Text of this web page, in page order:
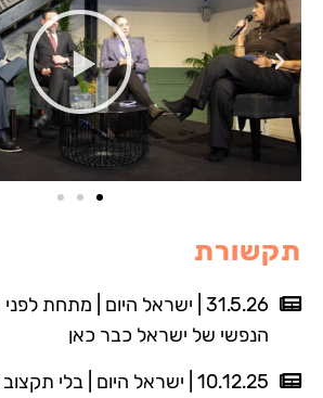
תקשורת
31.5.26 | ישראל היום |
הנפשי של ישראל כבר כאן
10.12.25 | ישראל היום | בלי